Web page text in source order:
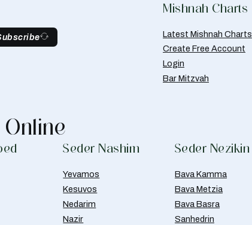
Mishnah Charts
Latest Mishnah Charts
Create Free Account
Login
Bar Mitzvah
Seder Nashim
Yevamos
Kesuvos
Nedarim
Nazir
Seder Nezikin
Bava Kamma
Bava Metzia
Bava Basra
Sanhedrin